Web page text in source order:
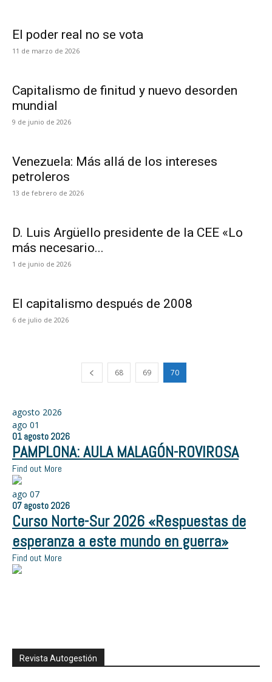
El poder real no se vota
11 de marzo de 2026
Capitalismo de finitud y nuevo desorden
mundial
9 de junio de 2026
Venezuela: Más allá de los intereses
petroleros
13 de febrero de 2026
D. Luis Argüello presidente de la CEE «Lo
más necesario...
1 de junio de 2026
El capitalismo después de 2008
6 de julio de 2026
68 69 70
agosto 2026
ago 01
01 agosto 2026
PAMPLONA: AULA MALAGÓN-ROVIROSA
Find out More
ago 07
07 agosto 2026
Curso Norte-Sur 2026 «Respuestas de
esperanza a este mundo en guerra»
Find out More
Revista Autogestión